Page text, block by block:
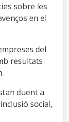
sobre les
en el
del
resultats
duent a
social,